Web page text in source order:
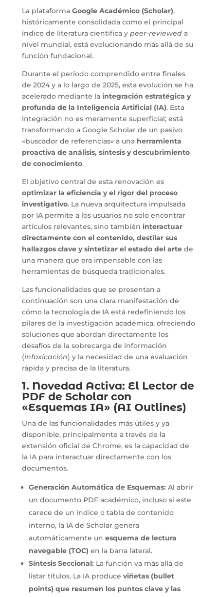
La plataforma Google Académico (Scholar),
históricamente consolidada como el principal
índice de literatura científica y peer-revieweda
nivel mundial, está evolucionando más allá de su
función fundacional.
Durante el período comprendido entre finales
de 2024 y a lo largo de 2025, esta evolución se ha
acelerado mediante la integración estratégica y
profunda de la Inteligencia Artificial (IA). Esta
integración no es meramente superficial; está
transformando a Google Scholar de un pasivo
«buscador de referencias» a una herramienta
proactiva de análisis, síntesis y descubrimiento
de conocimiento.
El objetivo central de esta renovación es
optimizar la eficiencia y el rigor del proceso
investigativo. La nueva arquitectura impulsada
por IA permite a los usuarios no solo encontrar
artículos relevantes, sino también interactuar
directamente con el contenido, destilar sus
hallazgos clave y sintetizar el estado del artede
una manera que era impensable con las
herramientas de búsqueda tradicionales.
Las funcionalidades que se presentan a
continuación son una clara manifestación de
cómo la tecnología de IA está redefiniendo los
pilares de la investigación académica, ofreciendo
soluciones que abordan directamente los
desafíos de la sobrecarga de información
(infoxicación) y la necesidad de una evaluación
rápida y precisa de la literatura.
1. Novedad Activa: El Lector de
PDF de Scholar con
«Esquemas IA» (AI Outlines)
Una de las funcionalidades más útiles y ya
disponible, principalmente a través de la
extensión oficial de Chrome, es la capacidad de
la IA para interactuar directamente con los
documentos.
Generación Automática de Esquemas: Al abrir
un documento PDF académico, incluso si este
carece de un índice o tabla de contenido
interno, la IA de Scholar genera
automáticamente un esquema de lectura
navegable (TOC) en la barra lateral.
Síntesis Seccional: La función va más allá de
listar títulos. La IA produce viñetas (bullet
points) que resumen los puntos clave y las